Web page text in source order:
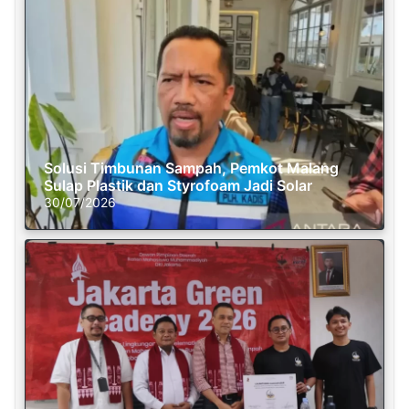
Solusi Timbunan Sampah, Pemkot Malang
Sulap Plastik dan Styrofoam Jadi Solar
30/07/2026